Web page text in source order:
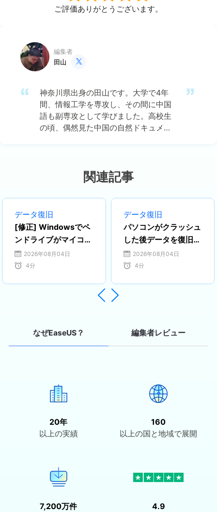
ご評価ありがとうございます。
編集者
田山

神奈川県出身の田山です。大学で4年
間、情報工学を専攻し、その間に中国
語も副専攻として学びました。高校生
の頃、偶然見た中国の自然ドキュメン
通じて、ますますIT分野における日中
両国の連携の可能性に注目するように
なりました。 現在はEaseUSに勤務
し、ディスク・パーティション管理、
データ復旧、バックアップおよびクロ
ーン技術の分野でエキスパートとして
活動しています。特に、日本語での技
術文書作成やユーザー向けサポートを
通じて、多くの方々の大切なデータを
守るお手伝いができることを誇りに思
関連記事
データ復旧
[修正] Windowsでペ
ンドライブがマイコン
ピュータに表示されな
い/検出されない
2026年08月04日
4分
データ復旧
パソコンがクラッシュ
した後データを復旧す
る方法
2026年08月04日
4分


なぜEaseUS？ 編集者レビュー
20年
以上の実績
160
以上の国と地域で展開
7,200万件
4.9